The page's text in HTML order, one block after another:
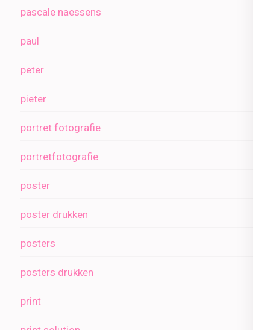
pascale naessens
paul
peter
pieter
portret fotografie
portretfotografie
poster
poster drukken
posters
posters drukken
print